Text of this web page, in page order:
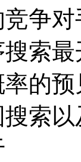
争
索
的
索